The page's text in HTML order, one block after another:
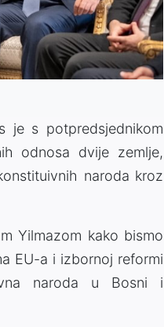
je s potpredsjednikom
odnosa dvije zemlje,
naroda kroz
Yilmazom kako bismo
EU-a i izbornoj reformi
naroda u Bosni i